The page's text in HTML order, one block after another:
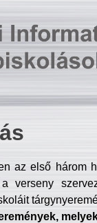
az első három
a verseny